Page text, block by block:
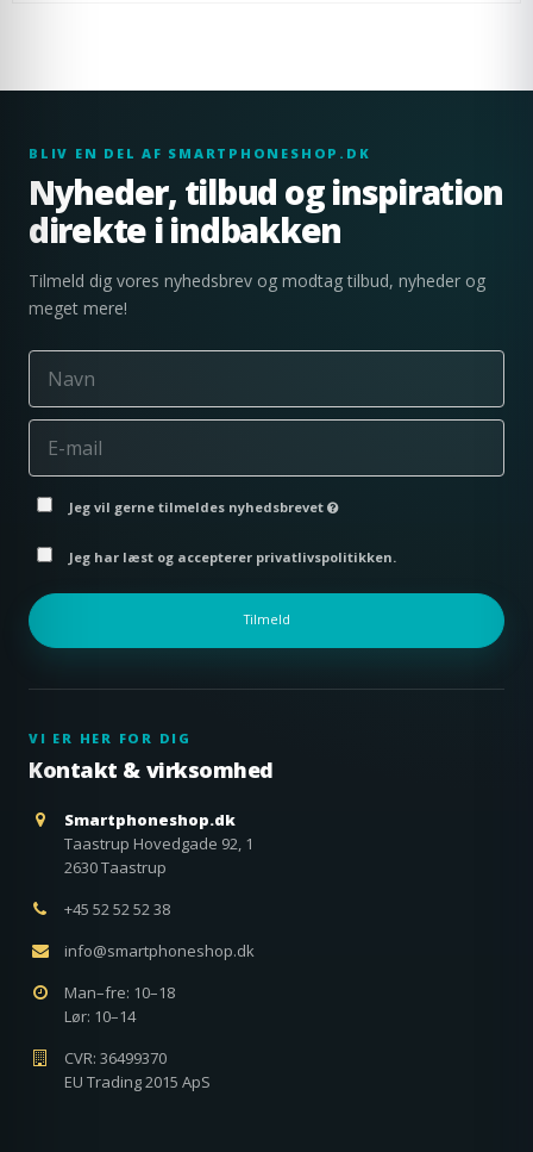
BLIV EN DEL AF SMARTPHONESHOP.DK
Nyheder, tilbud og inspiration
direkte i indbakken
Tilmeld dig vores nyhedsbrev og modtag tilbud, nyheder og
meget mere!
Jeg vil gerne tilmeldes nyhedsbrevet
Jeg har læst og accepterer privatlivspolitikken.
Tilmeld
VI ER HER FOR DIG
Kontakt & virksomhed
Smartphoneshop.dk
Taastrup Hovedgade 92, 1
2630 Taastrup
+45 52 52 52 38
info@smartphoneshop.dk
Man–fre: 10–18
Lør: 10–14
CVR: 36499370
EU Trading 2015 ApS